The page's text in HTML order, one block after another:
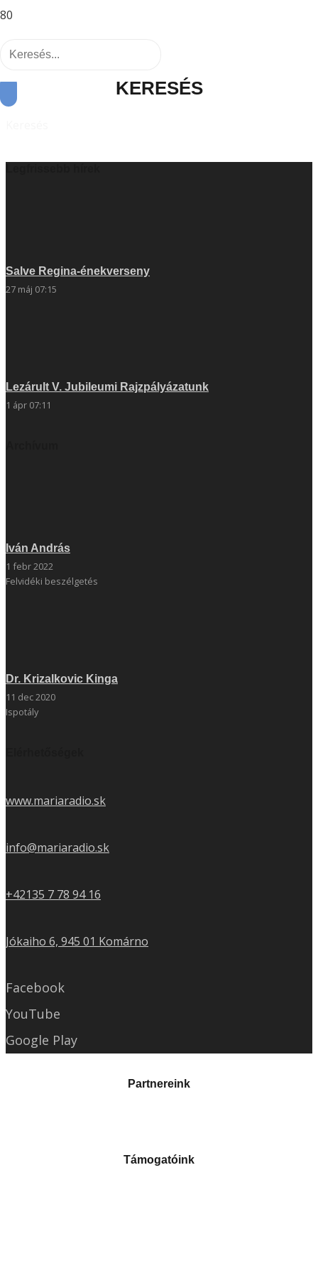
KERESÉS
Salve Regina-énekverseny
27 máj 07:15
Lezárult V. Jubileumi Rajzpályázatunk
1 ápr 07:11
Iván András
1 febr 2022
Felvidéki beszélgetés
Dr. Krizalkovic Kinga
11 dec 2020
Ispotály
www.mariaradio.sk
info@mariaradio.sk
+42135 7 78 94 16
Jókaiho 6, 945 01 Komárno
Facebook
YouTube
Google Play
Partnereink
Támogatóink